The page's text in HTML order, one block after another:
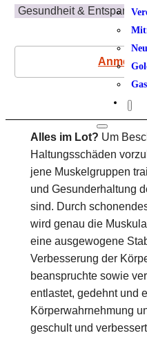
Gesundheit &
Alles im Lot? Um
Haltungsschäden
jene Muskelgruppen
und Gesunderhaltung
sind. Durch
wird genau die
eine ausgewogene
Verbesserung der
beanspruchte sowie
entlastet, gedehnt und
Körperwahrnehmung
geschult und